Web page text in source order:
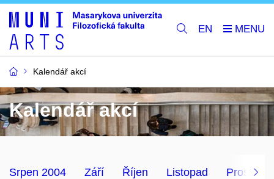
EN
Kalendář akcí
Kalendář akcí
Srpen 2004 Září Říjen Listopad Prosinec